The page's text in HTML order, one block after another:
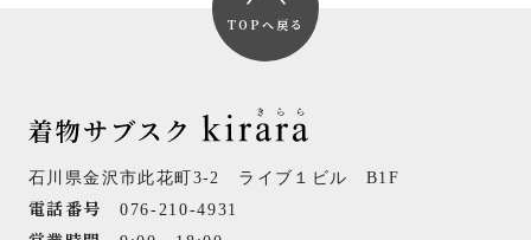
TOPへ戻る
石川県金沢市此花町3-2 ライブ１ビル B1F
電話番号 076-210-4931